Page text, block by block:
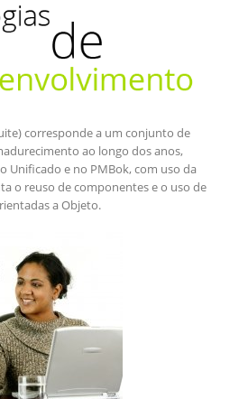
corresponde a um conjunto de
ao longo dos anos,
Unificado e no PMBok, com uso da
o reuso de componentes e o uso de
a Objeto.